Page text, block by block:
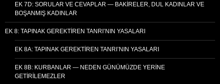
EK 7D: SORULAR VE CEVAPLAR — BAKIRELER, DUL KADINLAR VE
BOŞANMIŞ KADINLAR
EK 8: TAPINAK GEREKTIREN TANRI’NIN YASALARI
EK 8A: TAPINAK GEREKTIREN TANRI’NIN YASALARI
EK 8B: KURBANLAR — NEDEN GÜNÜMÜZDE YERINE
GETIRILEMEZLER